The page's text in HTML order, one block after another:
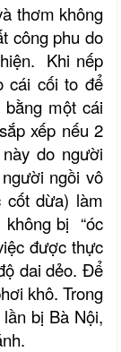
thơm không
công phu do
Khi nếp
cái cối to để
một cái
xếp nếu 2
do người
ngồi vô
cốt dừa) làm
bị “óc
được thực
dai dẻo. Để
khô. Trong
bị Bà Nội,